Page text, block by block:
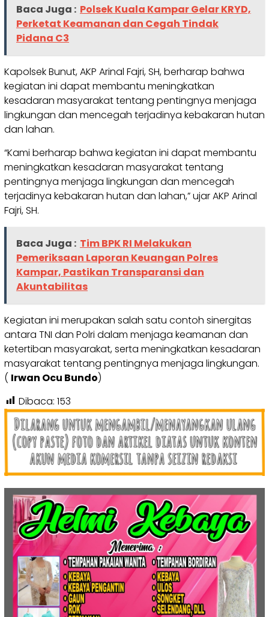
Baca Juga : Polsek Kuala Kampar Gelar KRYD,
Perketat Keamanan dan Cegah Tindak
Pidana C3
Kapolsek Bunut, AKP Arinal Fajri, SH, berharap bahwa
kegiatan ini dapat membantu meningkatkan
kesadaran masyarakat tentang pentingnya menjaga
lingkungan dan mencegah terjadinya kebakaran hutan
dan lahan.
“Kami berharap bahwa kegiatan ini dapat membantu
meningkatkan kesadaran masyarakat tentang
pentingnya menjaga lingkungan dan mencegah
terjadinya kebakaran hutan dan lahan,” ujar AKP Arinal
Fajri, SH.
Baca Juga : Tim BPK RI Melakukan
Pemeriksaan Laporan Keuangan Polres
Kampar, Pastikan Transparansi dan
Akuntabilitas
Kegiatan ini merupakan salah satu contoh sinergitas
antara TNI dan Polri dalam menjaga keamanan dan
ketertiban masyarakat, serta meningkatkan kesadaran
masyarakat tentang pentingnya menjaga lingkungan.
( Irwan Ocu Bundo)
Dibaca: 153